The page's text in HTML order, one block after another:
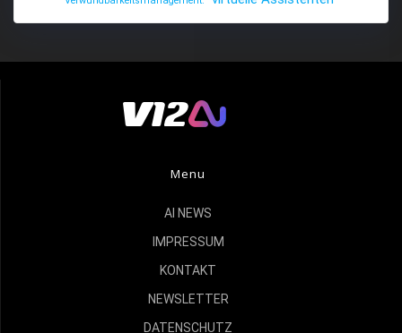
Menu
AI NEWS
IMPRESSUM
KONTAKT
NEWSLETTER
DATENSCHUTZ